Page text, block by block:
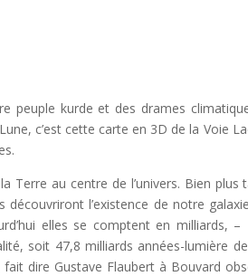
kurde et des drames
c’est cette carte en 3D de la Voie
au centre de l’univers. Bien plus
l’existence de notre
elles se comptent en milliards,
soit 47,8 milliards années-lumière
dire Gustave Flaubert à Bouvard